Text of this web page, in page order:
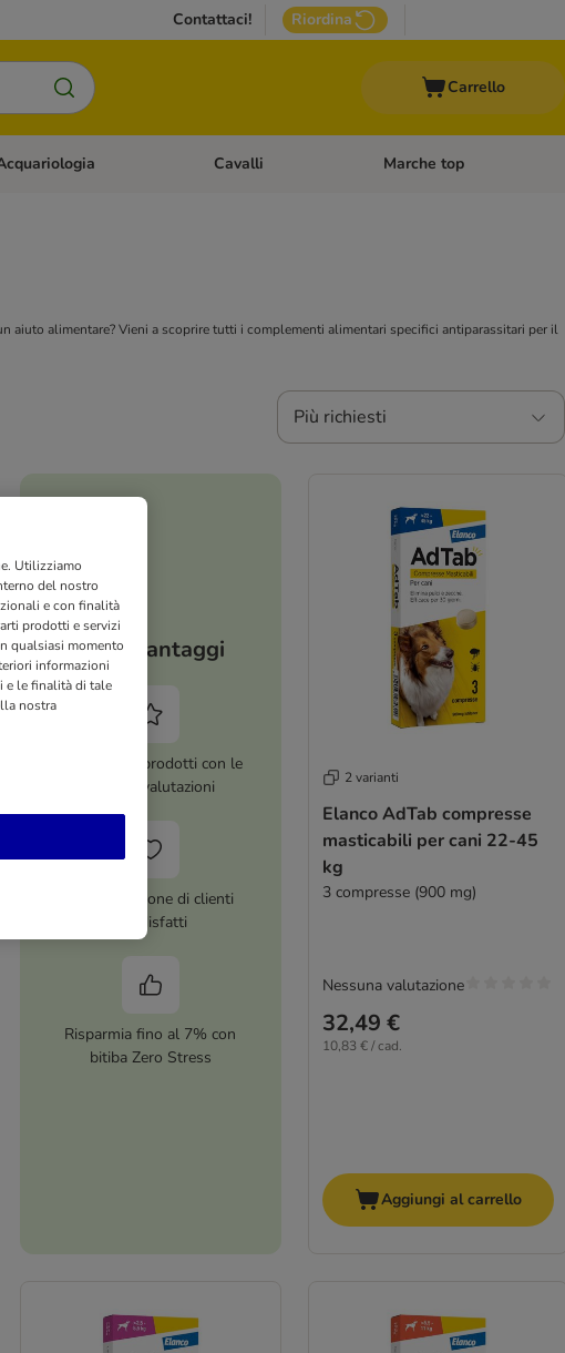
Contattaci! Riordina
Carrello
Menù Categoria: Roditori & UccelliApri Menù Categoria: Acquariologia
Cavalli Apri Menù Categoria: Cavalli
Marche top
aiuto alimentare?Vieni a scoprire tutti i complementi alimentari specifici antiparassitari per il
Più richiesti
I tuoi vantaggi
Oltre 8.000 prodotti con le
migliori valutazioni
Più di 1 milione di clienti
soddisfatti
Risparmia fino al 7% con
bitiba Zero Stress
2 varianti
Elanco AdTab compresse
masticabili per cani 22-45
kg
3 compresse (900 mg)
32,49 €
10,83 € / cad.
Nessuna valutazione
Aggiungi al carrello
Utilizziamo
del nostro
e con finalità
prodotti e servizi
qualsiasi momento
informazioni
e le finalità di tale
nostra